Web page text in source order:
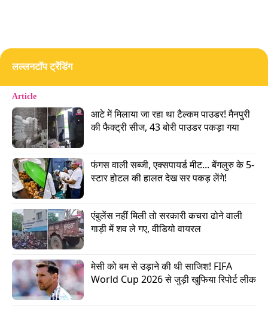
बयान में आगे कहा गया,
“रोड के दूसरी तरफ, नीरज नाम का एक व्यक्ति पिछले 15
सालों से रह रहा है. जब 7 लोगों का ग्रुप रोड पर बात कर
रहा था, तो नीरज नीचे आया और उस ग्रुप से बहस करने
लल्लनटॉप ट्रेंडिंग
Article
आटे में मिलाया जा रहा था टैल्कम पाउडर! मैनपुरी
की फैक्ट्री सीज, 43 बोरी पाउडर पकड़ा गया
फंगस वाली सब्जी, एक्सपायर्ड मीट... बेंगलुरु के 5-
स्टार होटल की हालत देख सर पकड़ लेंगे!
एंबुलेंस नहीं मिली तो सरकारी कचरा ढोने वाली
गाड़ी में शव ले गए, वीडियो वायरल
मेसी को बम से उड़ाने की थी साजिश! FIFA
World Cup 2026 से जुड़ी खुफिया रिपोर्ट लीक